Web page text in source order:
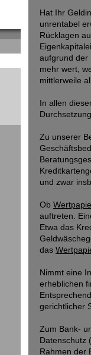
Hat Ihr
unrentabel
Rücklagen
aufgrund der
mehr wert,
mittlerweile
In allen
Zu unserer
und zwar
Ob
auftreten.
Etwa das
das
Nimmt eine
erheblichen
gerichtlicher
Zum Bank-
Datenschutz
Rahmen der